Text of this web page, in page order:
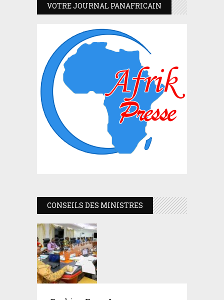
VOTRE JOURNAL PANAFRICAIN
CONSEILS DES MINISTRES